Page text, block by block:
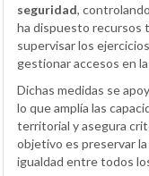
seguridad,
ha dispuesto recursos
supervisar los
gestionar accesos en
Dichas medidas se
lo que amplía las
territorial y asegura
objetivo es preservar
igualdad entre todos